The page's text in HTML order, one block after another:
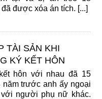
được xóa án tích. [...]
TÀI SẢN KHI
KÝ KẾT HÔN
hôn với nhau đã 15
năm trước anh ấy ngoại
người phụ nữ khác.